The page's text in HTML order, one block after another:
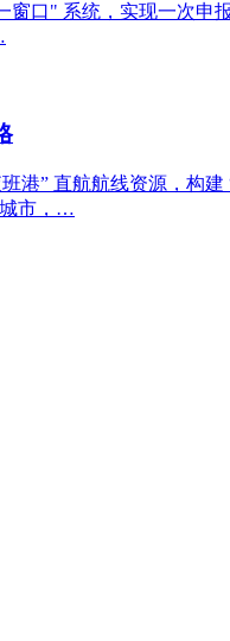
口" 系统，实现一次
” 直航航线资源，构
城市，…